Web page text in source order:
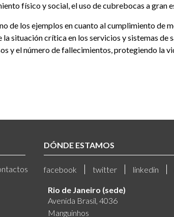
físico y social, el uso de cubrebocas a gran
de los ejemplos en cuanto al cumplimiento de
situación crítica en los servicios y sistemas de
y el número de fallecimientos, protegiendo la
DÓNDE ESTAMOS
facebook twitter linkedin
Rio de Janeiro (sede)
Avenida Brasil, 4036
Manguinhos